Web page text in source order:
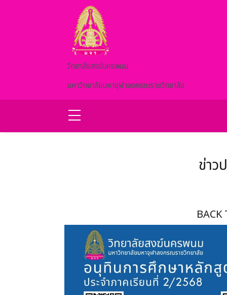
วิทยาลัยสงฆ์นครพนม
มหาวิทยาลัยมหาจุฬาลงกรณราชวิทยาลัย
ข่าว
BACK